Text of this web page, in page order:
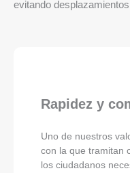
evitando
Rapidez y
Uno de nuestros
con la que tramitan
los ciudadanos